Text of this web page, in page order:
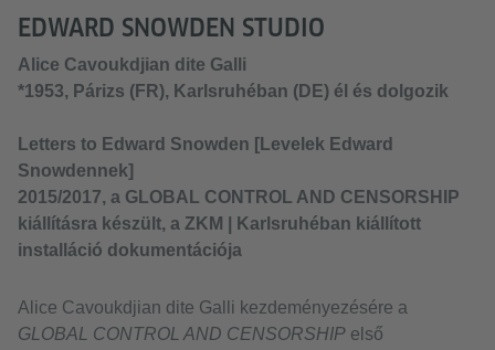
EDWARD SNOWDEN STUDIO
Alice Cavoukdjian dite Galli
*1953, Párizs (FR), Karlsruhéban (DE) él és dolgozik
Letters to Edward Snowden [Levelek Edward
Snowdennek]
2015/2017, a GLOBAL CONTROL AND CENSORSHIP
kiállításra készült, a ZKM | Karlsruhéban kiállított
installáció dokumentációja
Alice Cavoukdjian dite Galli kezdeményezésére a
GLOBAL CONTROL AND CENSORSHIP első